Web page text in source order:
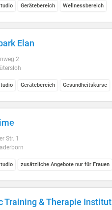
Gerätebereich Wellnessbereich
Elan
2
Gerätebereich Gesundheitskurse
Str. 1
zusätzliche Angebote nur für Frauen
Training & Therapie Institut